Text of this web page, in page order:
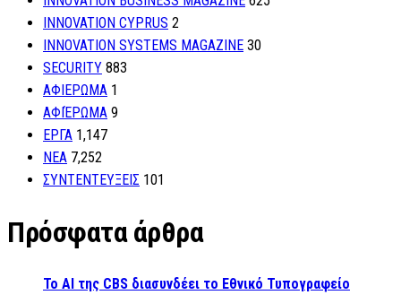
INNOVATION CYPRUS 2
INNOVATION SYSTEMS MAGAZINE 30
SECURITY 883
ΑΦΙΕΡΩΜΑ 1
ΑΦΙΈΡΩΜΑ 9
ΕΡΓΑ 1,147
ΝΕΑ 7,252
ΣΥΝΤΕΝΤΕΥΞΕΙΣ 101
Πρόσφατα άρθρα
Το AI της CBS διασυνδέει το Εθνικό Τυπογραφείο